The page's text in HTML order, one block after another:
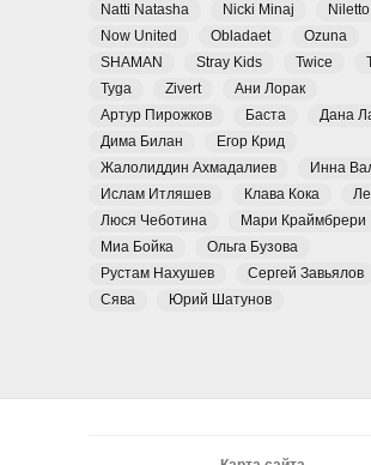
Natti Natasha
Nicki Minaj
Niletto
Now United
Obladaet
Ozuna
SHAMAN
Stray Kids Twice
Tyga
Zivert
Ани Лорак
Артур Пирожков
Баста
Дана
Дима Билан
Егор Крид
Жалолиддин Ахмадалиев
Инна
Ислам Итляшев
Клава Кока
Люся Чеботина
Мари Краймбрери
Миа Бойка
Ольга Бузова
Рустам Нахушев
Сергей Завьялов
Сява
Юрий Шатунов